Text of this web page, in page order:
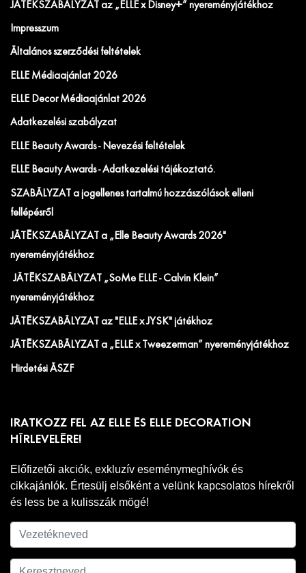
JÁTÉKSZABÁLYZAT az „ELLE x Disney+” nyereményjátékhoz
Impresszum
Általános szerződési feltételek
ELLE Médiaajánlat 2026
ELLE Decor Médiaajánlat 2026
Adatkezelési szabályzat
ELLE Beauty Awards - Nevezési feltételek
ELLE Beauty Awards - Adatkezelési tájékoztató.
SZABÁLYZAT a jogellenes tartalmú hozzászólások elleni
fellépésről
JÁTÉKSZABÁLYZAT a „Elle Beauty Awards 2026"
nyereményjátékhoz
JÁTÉKSZABÁLYZAT „SoMe ELLE - Calvin Klein”
nyereményjátékhoz
JÁTÉKSZABÁLYZAT az "ELLE x JYSK" játékhoz
JÁTÉKSZABÁLYZAT a „ELLE x Tweezerman” nyereményjátékhoz
Hirdetési ÁSZF
IRATKOZZ FEL AZ ELLE ÉS ELLE DECORATION
HÍRLEVELÉRE!
Előfizetői akciók, exkluzív eseménymeghívók és
cikkajánlók. Értesülj elsőként a velünk kapcsolatos hírekről
és less be a kulisszák mögé!